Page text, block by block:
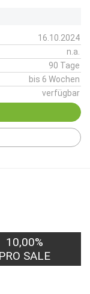
16.10.2024
n.a.
90 Tage
bis 6 Wochen
verfügbar
10,00%
PRO SALE